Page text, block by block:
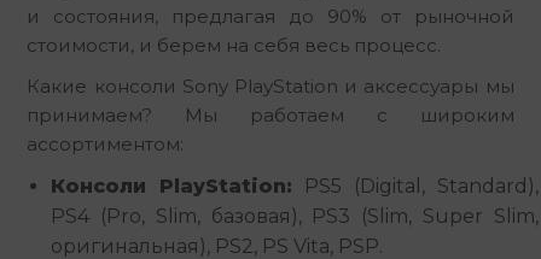
и состояния, предлагая до 90% от рыночной
стоимости, и берем на себя весь процесс.
Какие консоли Sony PlayStation и аксессуары мы
принимаем? Мы работаем с широким
ассортиментом:
Консоли PlayStation: PS5 (Digital, Standard),
PS4 (Pro, Slim, базовая), PS3 (Slim, Super Slim,
оригинальная), PS2, PS Vita, PSP.